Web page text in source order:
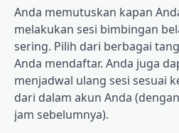
Anda memutuskan kapan
melakukan sesi bimbingan
sering. Pilih dari berbagai
Anda mendaftar. Anda juga
menjadwal ulang sesi sesuai
dari dalam akun Anda
jam sebelumnya).